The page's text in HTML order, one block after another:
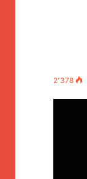
2٬378